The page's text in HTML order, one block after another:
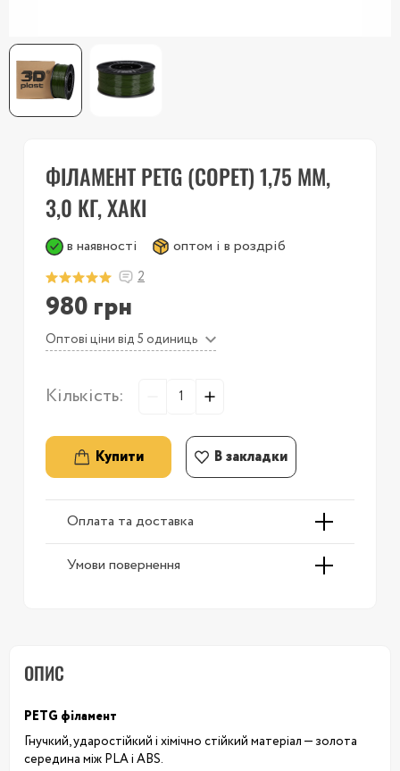
ФІЛАМЕНТ PETG (COPET) 1,75 ММ,
3,0 КГ, ХАКІ
в наявності оптом і в роздріб
2
980 грн
Оптові ціни від 5 одиниць
Кількість:
Купити В закладки
Оплата та доставка
Умови повернення
ОПИС
PETG філамент
Гнучкий, ударостійкий і хімічно стійкий матеріал — золота
середина між PLA і ABS.